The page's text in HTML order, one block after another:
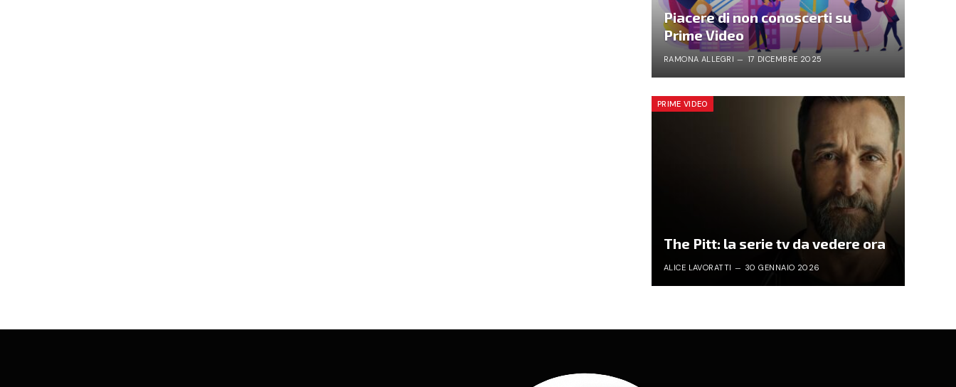
Piacere di non conoscerti su
Prime Video
RAMONA ALLEGRI 17 DICEMBRE 2025
PRIME VIDEO
The Pitt: la serie tv da vedere ora
ALICE LAVORATTI 30 GENNAIO 2026